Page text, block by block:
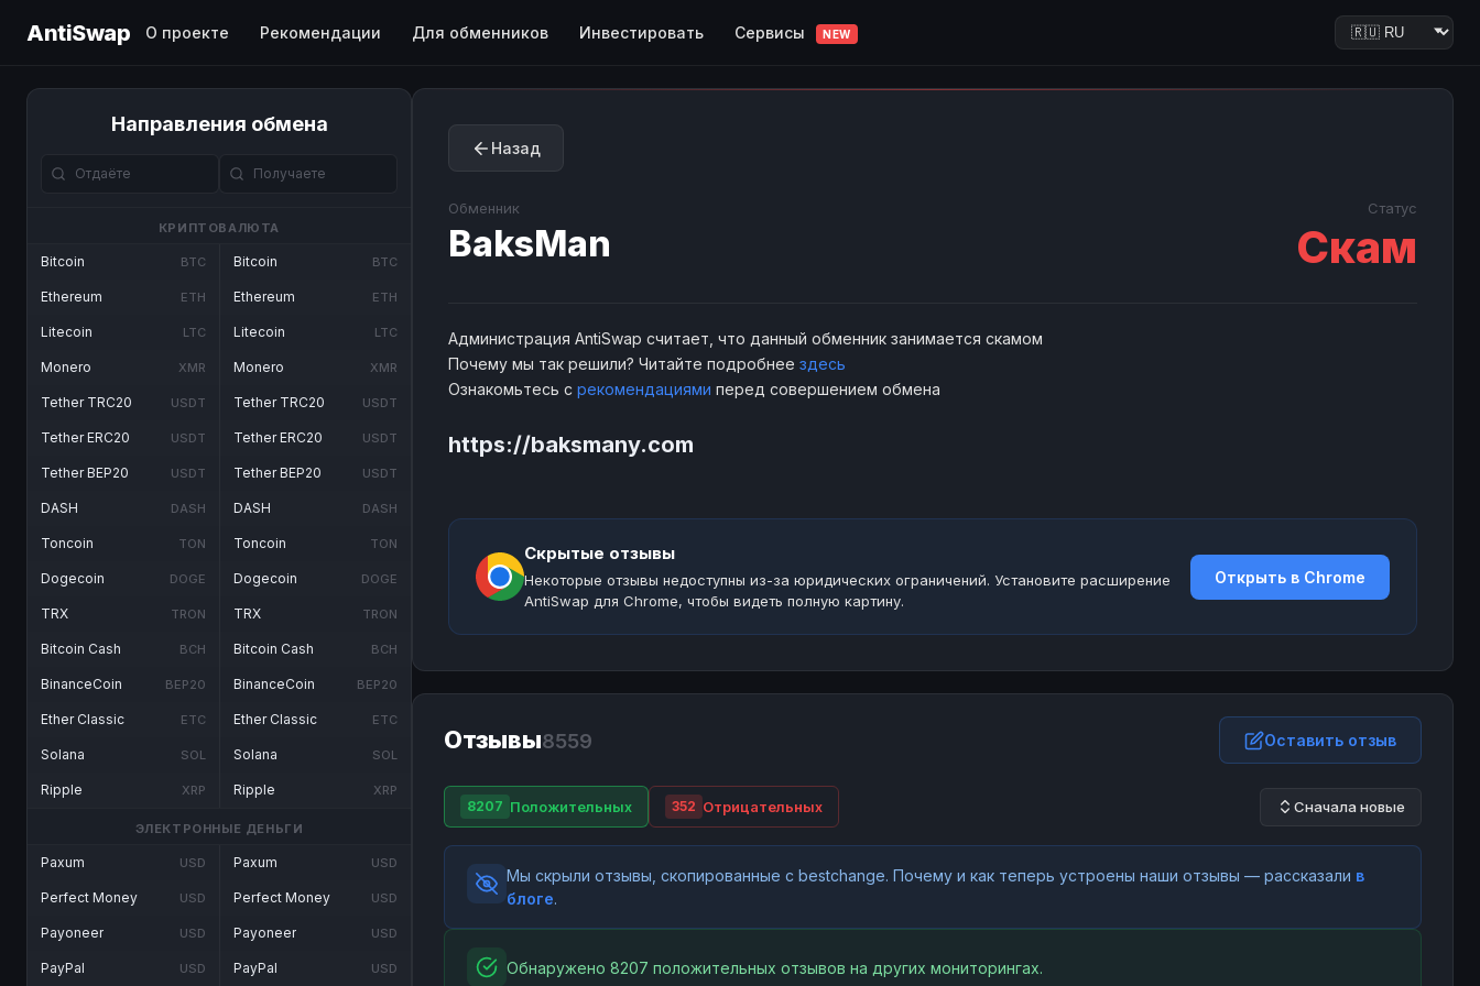
AntiSwap О проекте Рекомендации Для обменников Инвестировать Сервисы NEW
Направления обмена
КРИПТОВАЛЮТА
Bitcoin BTC
Ethereum ETH
Litecoin LTC
Monero XMR
Tether TRC20 USDT
Tether ERC20 USDT
Tether BEP20 USDT
DASH DASH
Toncoin TON
Dogecoin DOGE
TRX TRON
Bitcoin Cash BCH
BinanceCoin BEP20
Ether Classic ETC
Solana SOL
Ripple XRP
Bitcoin BTC
Ethereum ETH
Litecoin LTC
Monero XMR
Tether TRC20 USDT
Tether ERC20 USDT
Tether BEP20 USDT
DASH DASH
Toncoin TON
Dogecoin DOGE
TRX TRON
Bitcoin Cash BCH
BinanceCoin BEP20
Ether Classic ETC
Solana SOL
Ripple XRP
ЭЛЕКТРОННЫЕ ДЕНЬГИ
Paxum USD
Perfect Money USD
Payoneer USD
PayPal USD
Paxum USD
Perfect Money USD
Payoneer USD
PayPal USD
Назад
Обменник
BaksMan
Статус
Скам
Администрация AntiSwap считает, что данный обменник занимается скамом
Почему мы так решили? Читайте подробнее здесь
Ознакомьтесь с рекомендациями перед совершением обмена
https://baksmany.com
Скрытые отзывы
Некоторые отзывы недоступны из-за юридических ограничений. Установите расширение
AntiSwap для Chrome, чтобы видеть полную картину.
Открыть в Chrome
Отзывы8559 Оставить отзыв
8207 Положительных 352 Отрицательных Сначала новые
Мы скрыли отзывы, скопированные с bestchange. Почему и как теперь устроены наши отзывы — рассказали в
блоге.
Обнаружено 8207 положительных отзывов на других мониторингах.